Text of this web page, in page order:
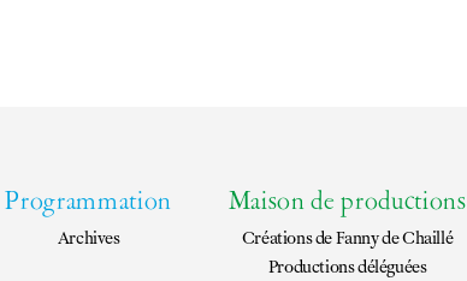
Programmation
Archives
Maison de productions
Créations deFanny de Chaillé
Productions déléguées